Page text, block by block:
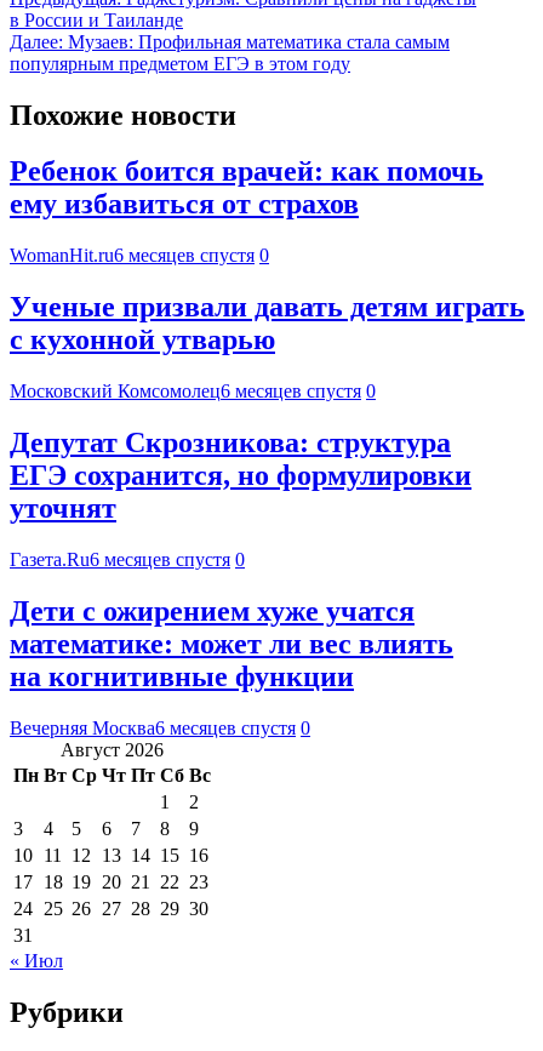
в России и Таиланде
Далее: Музаев: Профильная математика стала самым
популярным предметом ЕГЭ в этом году
Похожие новости
Ребенок боится врачей: как помочь
ему избавиться от страхов
WomanHit.ru6 месяцев спустя 0
Ученые призвали давать детям играть
с кухонной утварью
Московский Комсомолец6 месяцев спустя 0
Депутат Скрозникова: структура
ЕГЭ сохранится, но формулировки
уточнят
Газета.Ru6 месяцев спустя 0
Дети с ожирением хуже учатся
математике: может ли вес влиять
на когнитивные функции
Вечерняя Москва6 месяцев спустя 0
Август 2026
Пн Вт Ср Чт Пт Сб Вс
1
2
3
4 5 6 7 8
9
10 11 12 13 14 15 16
17 18 19 20 21 22 23
24 25 26 27 28 29 30
31
« Июл
Рубрики